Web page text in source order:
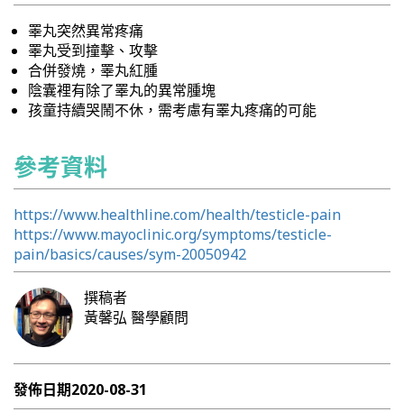
睪丸突然異常疼痛
睪丸受到撞擊、攻擊
合併發燒，睪丸紅腫
陰囊裡有除了睪丸的異常腫塊
孩童持續哭鬧不休，需考慮有睪丸疼痛的可能
參考資料
https://www.healthline.com/health/testicle-pain
https://www.mayoclinic.org/symptoms/testicle-
pain/basics/causes/sym-20050942
撰稿者
黃馨弘 醫學顧問
發佈日期2020-08-31